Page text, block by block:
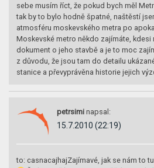
sebe musím říct, že pokud bych měl
tak by to bylo hodně špatné, naštěstí
atmosféru moskevského metra po
Moskevské metro někdo zajímáte, kdesi
dokument o jeho stavbě a je to moc
z důvodu, že jsou tam do detailu
stanice a převyprávěna historie jejich
petrsimi napsal:
15.7.2010 (22:19)
to: casnacajhajZajímavé, jak se nám to